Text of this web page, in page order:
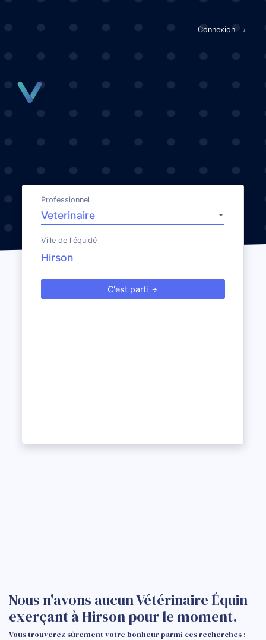
Connexion
Professionnel
Ville de l'équidé
C'est parti
Nous n'avons aucun Vétérinaire Équin
exerçant à Hirson pour le moment.
Vous trouverez sûrement votre bonheur parmi ces recherches :